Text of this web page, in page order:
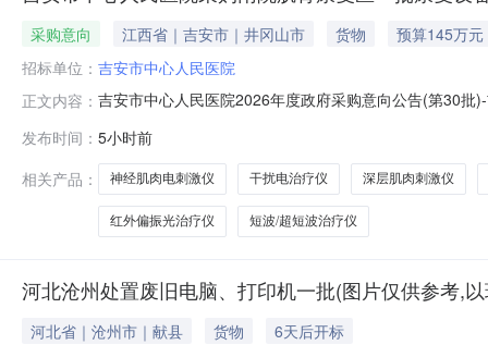
采购意向 江西省｜吉安市｜井冈山市 货物
预算145万元
招标单位： 吉安市中心人民医院
正文内容： 吉安市中心人民医院2026年度政府采购意向公告(第30批
复设备项目预算金额：145.000000万元(人民币)采购品
台、经皮
发布时间： 5小时前
相关产品：
神经肌肉电刺激仪 干扰电治疗仪 深层肌肉刺激仪
红外偏振光治疗仪 短波/超短波治疗仪
河北沧州处置废旧电脑、打印机一批(图片仅供参考,
河北省｜沧州市｜献县 货物
6天后开标